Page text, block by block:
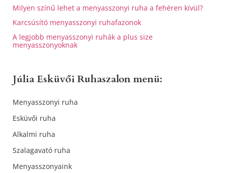
Milyen színű lehet a menyasszonyi ruha a fehéren kívül?
Karcsúsító menyasszonyi ruhafazonok
A legjobb menyasszonyi ruhák a plus size
menyasszonyoknak
Júlia Esküvői Ruhaszalon menü:
Menyasszonyi ruha
Esküvői ruha
Alkalmi ruha
Szalagavató ruha
Menyasszonyaink